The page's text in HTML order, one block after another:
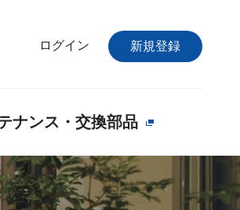
新規登録
ログイン
ナンス・交換部品